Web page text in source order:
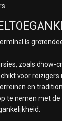
is
zoals dhow-
voor
en
te nemen met de